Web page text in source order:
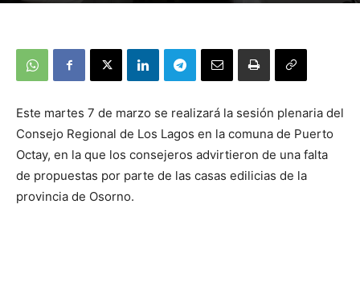
Este martes 7 de marzo se realizará la sesión plenaria del
Consejo Regional de Los Lagos en la comuna de Puerto
Octay, en la que los consejeros advirtieron de una falta
de propuestas por parte de las casas edilicias de la
provincia de Osorno.